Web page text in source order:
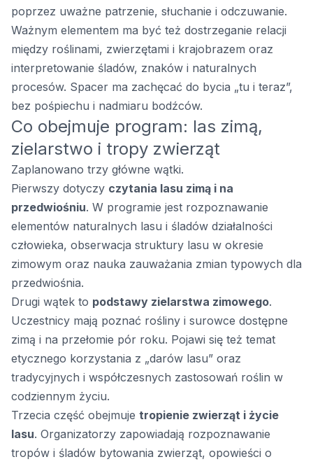
poprzez uważne patrzenie, słuchanie i odczuwanie.
Ważnym elementem ma być też dostrzeganie relacji
między roślinami, zwierzętami i krajobrazem oraz
interpretowanie śladów, znaków i naturalnych
procesów. Spacer ma zachęcać do bycia „tu i teraz”,
bez pośpiechu i nadmiaru bodźców.
Co obejmuje program: las zimą,
zielarstwo i tropy zwierząt
Zaplanowano trzy główne wątki.
Pierwszy dotyczy czytania lasu zimą i na
przedwiośniu. W programie jest rozpoznawanie
elementów naturalnych lasu i śladów działalności
człowieka, obserwacja struktury lasu w okresie
zimowym oraz nauka zauważania zmian typowych dla
przedwiośnia.
Drugi wątek to podstawy zielarstwa zimowego.
Uczestnicy mają poznać rośliny i surowce dostępne
zimą i na przełomie pór roku. Pojawi się też temat
etycznego korzystania z „darów lasu” oraz
tradycyjnych i współczesnych zastosowań roślin w
codziennym życiu.
Trzecia część obejmuje tropienie zwierząt i życie
lasu. Organizatorzy zapowiadają rozpoznawanie
tropów i śladów bytowania zwierząt, opowieści o